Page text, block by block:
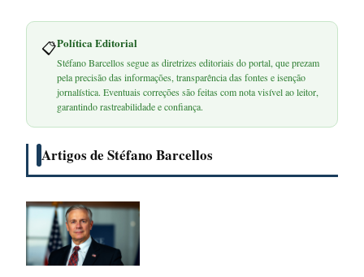
📋Política Editorial
Stéfano Barcellos segue as diretrizes editoriais do portal, que prezam
pela precisão das informações, transparência das fontes e isenção
jornalística. Eventuais correções são feitas com nota visível ao leitor,
garantindo rastreabilidade e confiança.
Artigos de Stéfano Barcellos